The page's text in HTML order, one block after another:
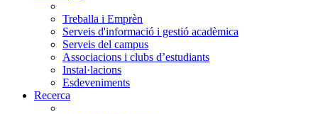
Treballa i Emprèn
Serveis d'informació i gestió acadèmica
Serveis del campus
Associacions i clubs d’estudiants
Instal·lacions
Esdeveniments
Recerca